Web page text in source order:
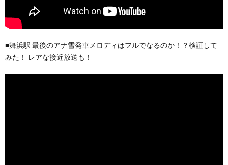
■舞浜駅 最後のアナ雪発車メロディはフルでなるのか！？検証して
みた！ レアな接近放送も！